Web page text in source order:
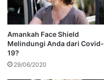
Amankah Face Shield
Melindungi Anda dari Covid-
19?
29/06/2020